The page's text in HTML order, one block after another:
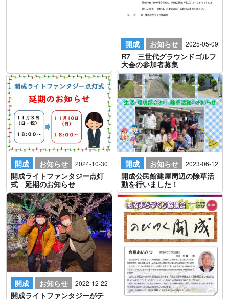
開成 お知らせ 2025-05-09
R7 三世代グラウンドゴルフ
大会の参加者募集
開成 お知らせ 2024-10-30
開成ライトファンタジー点灯
式 延期のお知らせ
開成 お知らせ 2023-06-12
開成公民館建屋周辺の除草活
動を行いました！
開成 お知らせ 2022-12-22
開成ライトファンタジーがテ